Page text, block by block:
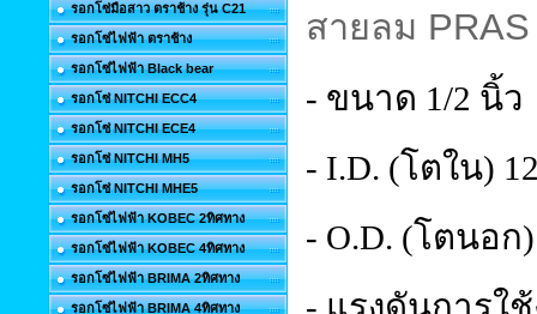
รอกโซ่มือสาว ตราช้าง รุ่น C21
รอกโซ่ไฟฟ้า ตราช้าง
รอกโซ่ไฟฟ้า Black bear
รอกโซ่ NITCHI ECC4
รอกโซ่ NITCHI ECE4
รอกโซ่ NITCHI MH5
รอกโซ่ NITCHI MHE5
รอกโซ่ไฟฟ้า KOBEC 2ทิศทาง
รอกโซ่ไฟฟ้า KOBEC 4ทิศทาง
รอกโซ่ไฟฟ้า BRIMA 2ทิศทาง
รอกโซ่ไฟฟ้า BRIMA 4ทิศทาง
สายลม
- ขนาด 1/2 นิ้ว
- I.D. (โตใน)
- O.D. (โตนอก
- แรงดันการใ